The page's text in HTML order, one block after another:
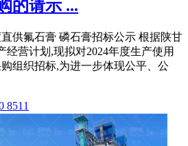
的请示 ...
供氟石膏 磷石膏招标公示 根据陕甘
经营计划,现拟对2024年度生产使用
组织招标,为进一步体现公平、公
8511